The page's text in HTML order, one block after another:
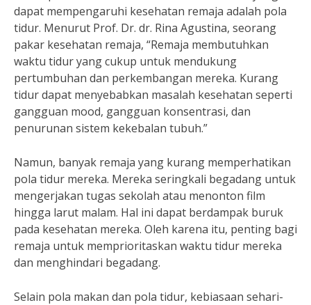
dapat mempengaruhi kesehatan remaja adalah pola
tidur. Menurut Prof. Dr. dr. Rina Agustina, seorang
pakar kesehatan remaja, “Remaja membutuhkan
waktu tidur yang cukup untuk mendukung
pertumbuhan dan perkembangan mereka. Kurang
tidur dapat menyebabkan masalah kesehatan seperti
gangguan mood, gangguan konsentrasi, dan
penurunan sistem kekebalan tubuh.”
Namun, banyak remaja yang kurang memperhatikan
pola tidur mereka. Mereka seringkali begadang untuk
mengerjakan tugas sekolah atau menonton film
hingga larut malam. Hal ini dapat berdampak buruk
pada kesehatan mereka. Oleh karena itu, penting bagi
remaja untuk memprioritaskan waktu tidur mereka
dan menghindari begadang.
Selain pola makan dan pola tidur, kebiasaan sehari-